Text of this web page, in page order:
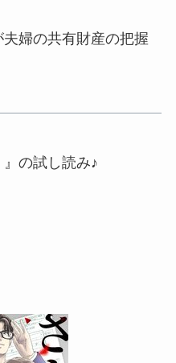
夫婦の共有財産の把握
』の試し読み♪